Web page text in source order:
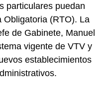
particulares puedan
Obligatoria (RTO). La
de Gabinete, Manuel
vigente de VTV y
establecimientos